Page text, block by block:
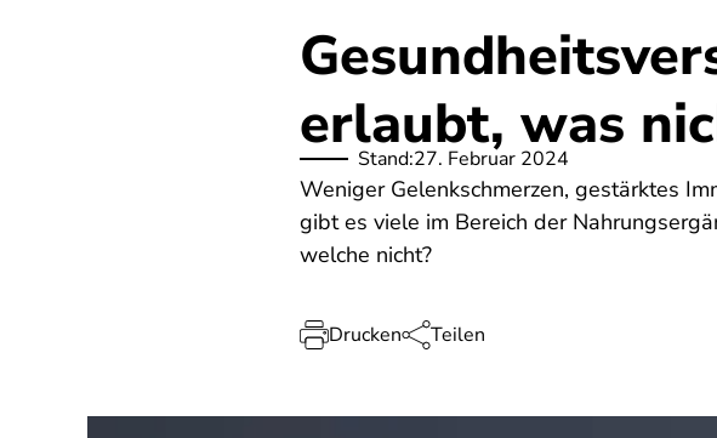
erlaubt, was
Stand:27. Februar 2024
Weniger Gelenkschmerzen, gestärktes
gibt es viele im Bereich der
welche nicht?
Drucken Teilen